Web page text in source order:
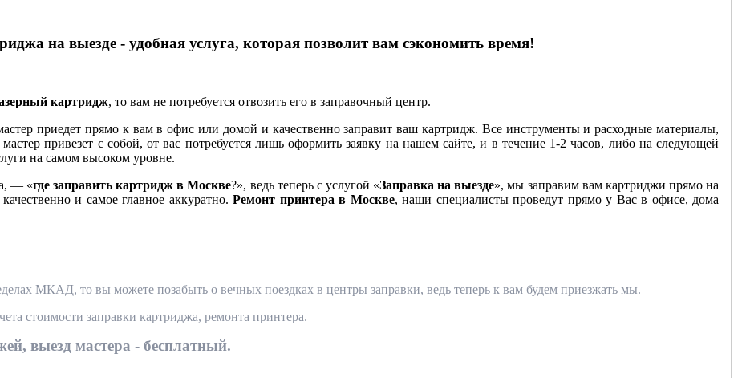
на выезде - удобная услуга, которая позволит вам сэкономить время!
картридж, то вам не потребуется отвозить его в заправочный центр.
приедет прямо к вам в офис или домой и качественно заправит ваш картридж. Все инструменты и расходные материалы,
привезет с собой, от вас потребуется лишь оформить заявку на нашем сайте, и в течение 1-2 часов, либо на следующей
на самом высоком уровне.
— «где заправить картридж в Москве?», ведь теперь с услугой «Заправка на выезде», мы заправим вам картриджи прямо на
и самое главное аккуратно. Ремонт принтера в Москве, наши специалисты проведут прямо у Вас в офисе, дома
МКАД, то вы можете позабыть о вечных поездках в центры заправки, ведь теперь к вам будем приезжать мы.
стоимости заправки картриджа, ремонта принтера.
выезд мастера - бесплатный.